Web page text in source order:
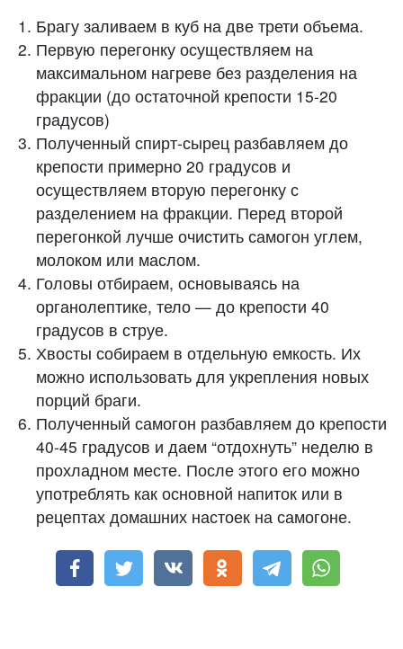
Брагу заливаем в куб на две трети объема.
Первую перегонку осуществляем на
максимальном нагреве без разделения на
фракции (до остаточной крепости 15-20
градусов)
Полученный спирт-сырец разбавляем до
крепости примерно 20 градусов и
осуществляем вторую перегонку с
разделением на фракции. Перед второй
перегонкой лучше очистить самогон углем,
молоком или маслом.
Головы отбираем, основываясь на
органолептике, тело — до крепости 40
градусов в струе.
Хвосты собираем в отдельную емкость. Их
можно использовать для укрепления новых
порций браги.
Полученный самогон разбавляем до крепости
40-45 градусов и даем “отдохнуть” неделю в
прохладном месте. После этого его можно
употреблять как основной напиток или в
рецептах домашних настоек на самогоне.